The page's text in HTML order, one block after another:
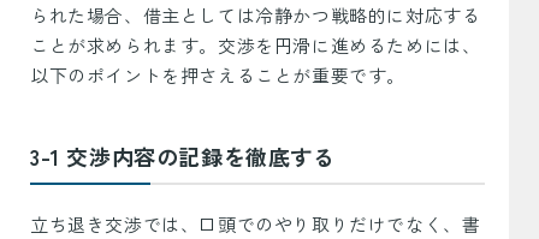
られた場合、借主としては冷静かつ戦略的に対応する
ことが求められます。交渉を円滑に進めるためには、
以下のポイントを押さえることが重要です。
3-1 交渉内容の記録を徹底する
立ち退き交渉では、口頭でのやり取りだけでなく、書